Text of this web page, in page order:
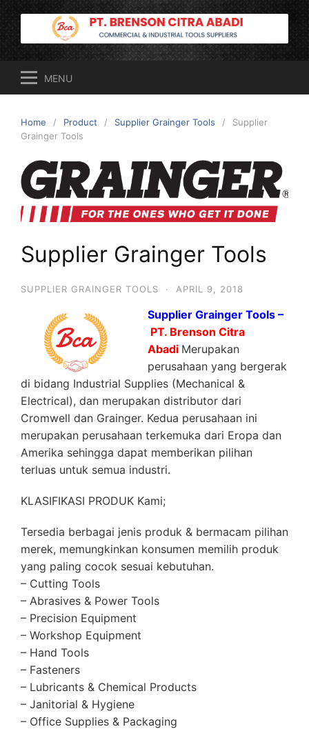
Skip
to
content
MENU
Home Product Supplier Grainger Tools
Supplier
Grainger Tools
Supplier Grainger Tools
SUPPLIER GRAINGER TOOLS · APRIL 9, 2018
Supplier Grainger Tools –
PT. Brenson Citra
Abadi Merupakan
perusahaan yang bergerak
di bidang Industrial Supplies (Mechanical &
Electrical), dan merupakan distributor dari
Cromwell dan Grainger. Kedua perusahaan ini
merupakan perusahaan terkemuka dari Eropa dan
Amerika sehingga dapat memberikan pilihan
terluas untuk semua industri.
KLASIFIKASI PRODUK Kami;
Tersedia berbagai jenis produk & bermacam pilihan
merek, memungkinkan konsumen memilih produk
yang paling cocok sesuai kebutuhan.
– Cutting Tools
– Abrasives & Power Tools
– Precision Equipment
– Workshop Equipment
– Hand Tools
– Fasteners
– Lubricants & Chemical Products
– Janitorial & Hygiene
– Office Supplies & Packaging